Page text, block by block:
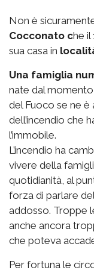
Non è
Cocconato che il
sua casa in
Una famiglia
nate dal momento
del Fuoco se ne
dell’incendio che
l’immobile.
L’incendio ha
vivere della
quotidianità, al
forza di parlare
addosso. Troppe
anche ancora
che poteva
Per fortuna le